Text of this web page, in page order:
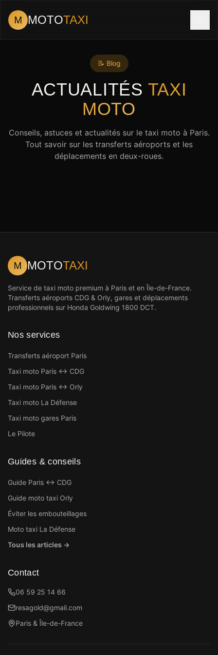
M MOTOTAXI
📝 Blog
ACTUALITÉS TAXI
MOTO
Conseils, astuces et actualités sur le taxi moto à Paris.
Tout savoir sur les transferts aéroports et les
déplacements en deux-roues.
M MOTOTAXI
Service de taxi moto premium à Paris et en Île-de-France.
Transferts aéroports CDG & Orly, gares et déplacements
professionnels sur Honda Goldwing 1800 DCT.
Nos services
Transferts aéroport Paris
Taxi moto Paris ↔ CDG
Taxi moto Paris ↔ Orly
Taxi moto La Défense
Taxi moto gares Paris
Le Pilote
Guides & conseils
Guide Paris ↔ CDG
Guide moto taxi Orly
Éviter les embouteillages
Moto taxi La Défense
Tous les articles →
Contact
06 59 25 14 66
resagold@gmail.com
Paris & Île-de-France